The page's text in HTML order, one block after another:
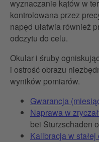
wyznaczanie kątów w
kontrolowana przez
napęd ułatwia również
odczytu do celu.
Okular i śruby
i ostrość obrazu
wyników pomiarów.
Gwarancja
Naprawa w
bei Sturzschaden
Kalibracja w